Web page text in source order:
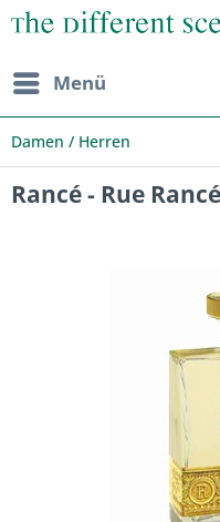
Menü
Damen / Herren
Rancé - Rue